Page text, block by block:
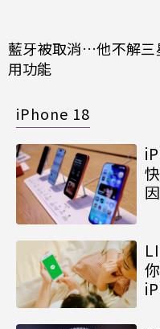
藍牙被取消…他不解三
用功能
iPhone 18